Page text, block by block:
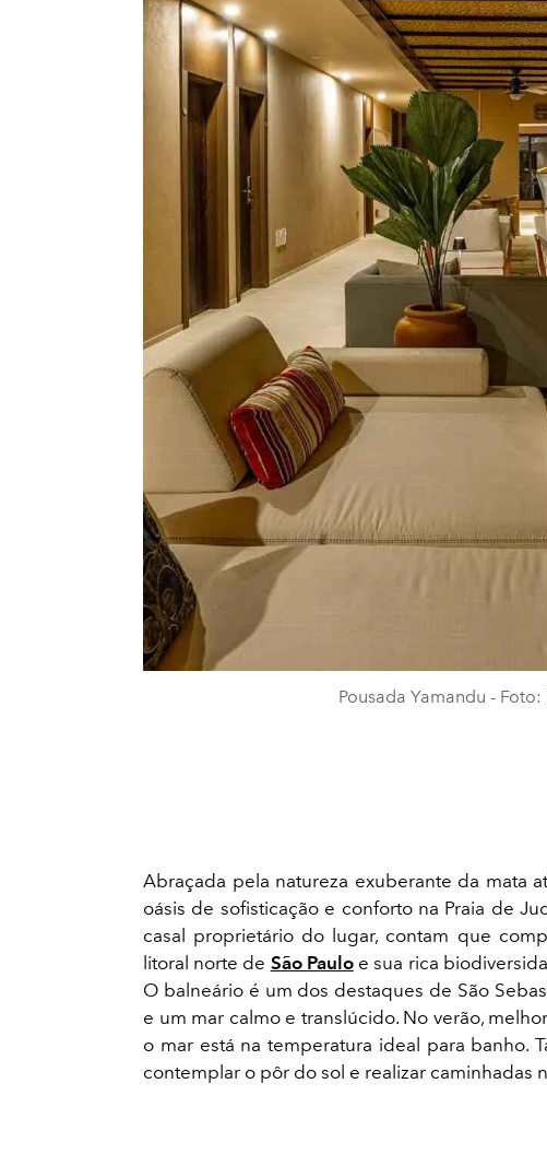
Pousada Yamandu -
Abraçada pela natureza exuberante da mata
oásis de sofisticação e conforto na Praia de
casal proprietário do lugar, contam que
litoral norte de São Pauloe sua rica
O balneário é um dos destaques de São
e um mar calmo e translúcido. No verão,
o mar está na temperatura ideal para banho.
contemplar o pôr do sol e realizar caminhadas